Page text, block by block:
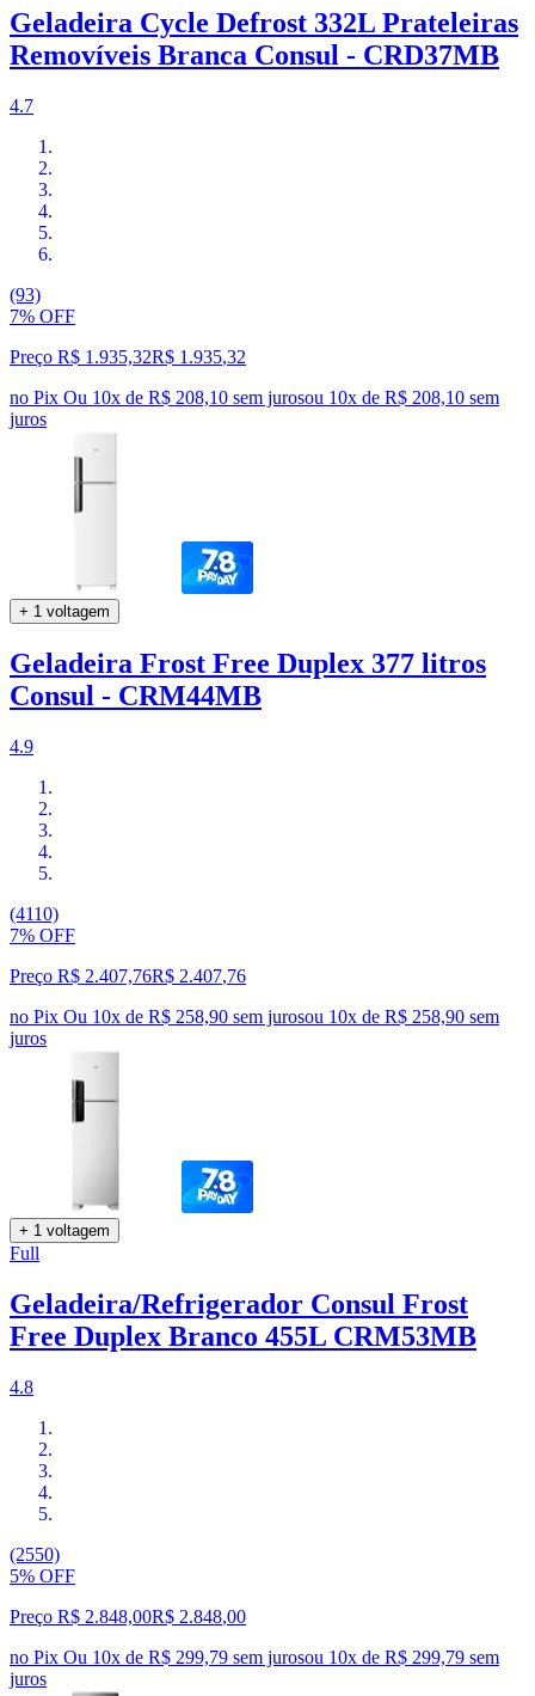
Geladeira Cycle Defrost 332L Prateleiras
Removíveis Branca Consul - CRD37MB
4.7
(93)
7% OFF
Preço R$ 1.935,32R$ 1.935,32
no Pix Ou 10x de R$ 208,10 sem jurosou 10x de R$ 208,10 sem
juros
+ 1 voltagem
Geladeira Frost Free Duplex 377 litros
Consul - CRM44MB
4.9
(4110)
7% OFF
Preço R$ 2.407,76R$ 2.407,76
no Pix Ou 10x de R$ 258,90 sem jurosou 10x de R$ 258,90 sem
juros
+ 1 voltagem
Full
Geladeira/Refrigerador Consul Frost
Free Duplex Branco 455L CRM53MB
4.8
(2550)
5% OFF
Preço R$ 2.848,00R$ 2.848,00
no Pix Ou 10x de R$ 299,79 sem jurosou 10x de R$ 299,79 sem
juros